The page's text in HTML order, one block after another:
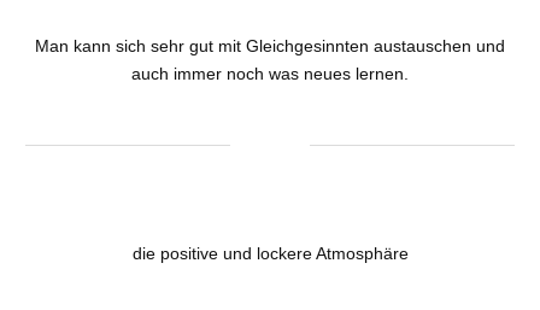
Man kann sich sehr gut mit Gleichgesinnten austauschen und
auch immer noch was neues lernen.
die positive und lockere Atmosphäre